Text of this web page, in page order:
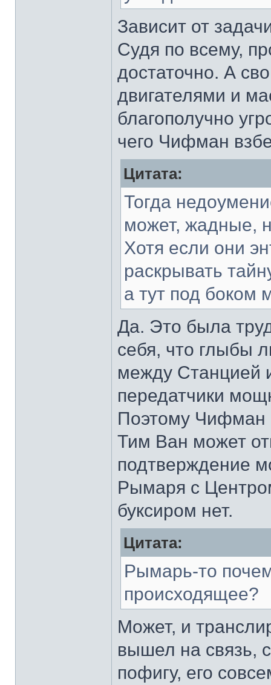
Зависит от
Судя по всему,
достаточно. А
двигателями и
благополучно
чего Чифман
Цитата:
Тогда
может, жадные,
Хотя если они
раскрывать
а тут под боком
Да. Это была
себя, что глыбы
между Станцией
передатчики
Поэтому Чифман
Тим Ван может
подтверждение
Рымаря с
буксиром нет.
Цитата:
Рымарь-то
происходящее?
Может, и
вышел на связь,
пофигу, его